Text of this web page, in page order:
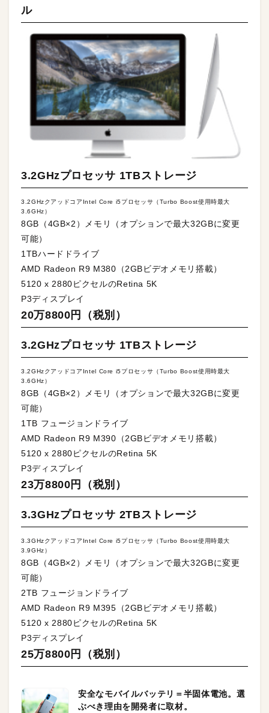
ル
3.2GHzプロセッサ 1TBストレージ
3.2GHzクアッドコアIntel Core i5プロセッサ（Turbo Boost使用時最大
3.6GHz）
8GB（4GB×2）メモリ（オプションで最大32GBに変更
可能）
1TBハードドライブ
AMD Radeon R9 M380（2GBビデオメモリ搭載）
5120 x 2880ピクセルのRetina 5K
P3ディスプレイ
20万8800円（税別）
3.2GHzプロセッサ 1TBストレージ
3.2GHzクアッドコアIntel Core i5プロセッサ（Turbo Boost使用時最大
3.6GHz）
8GB（4GB×2）メモリ（オプションで最大32GBに変更
可能）
1TB フュージョンドライブ
AMD Radeon R9 M390（2GBビデオメモリ搭載）
5120 x 2880ピクセルのRetina 5K
P3ディスプレイ
23万8800円（税別）
3.3GHzプロセッサ 2TBストレージ
3.3GHzクアッドコアIntel Core i5プロセッサ（Turbo Boost使用時最大
3.9GHz）
8GB（4GB×2）メモリ（オプションで最大32GBに変更
可能）
2TB フュージョンドライブ
AMD Radeon R9 M395（2GBビデオメモリ搭載）
5120 x 2880ピクセルのRetina 5K
P3ディスプレイ
25万8800円（税別）
安全なモバイルバッテリ＝半固体電池。選
ぶべき理由を開発者に取材。